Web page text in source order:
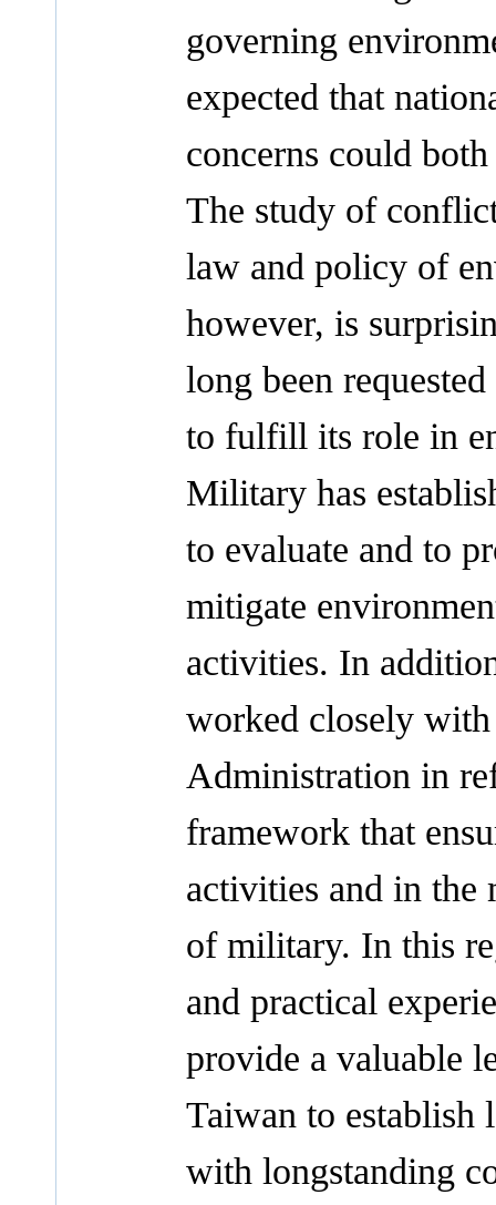
governing
expected that
concerns could
The study of
law and policy of
however, is
long been
to fulfill its role in
Military has
to evaluate and to
mitigate
activities. In
worked closely
Administration in
framework that
activities and in the
of military. In this
and practical
provide a valuable
Taiwan to establish
with longstanding